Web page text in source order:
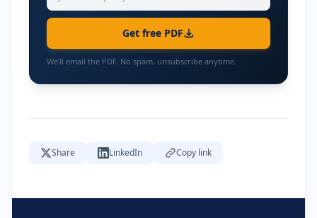
Get free PDF
We'll email the PDF. No spam, unsubscribe anytime.
Share LinkedIn Copy link